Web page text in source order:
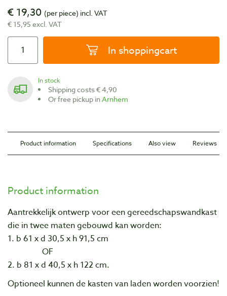
€ 19,30 (per piece) incl. VAT
€ 15,95 excl. VAT
In shoppingcart
In stock
Shipping costs € 4,90
Or free pickup inArnhem
Product information Specifications Also view Reviews
Product information
Aantrekkelijk ontwerp voor een gereedschapswandkast
die in twee maten gebouwd kan worden:
1. b 61 x d 30,5 x h 91,5 cm
OF
2. b 81 x d 40,5 x h 122 cm.
Optioneel kunnen de kasten van laden worden voorzien!